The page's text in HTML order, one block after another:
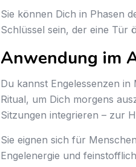
Sie können Dich in Phasen
Schlüssel sein, der eine Tür
Anwendung im
Du kannst Engelessenzen
Ritual, um Dich morgens
Sitzungen integrieren – zur
Sie eignen sich für
Engelenergie und